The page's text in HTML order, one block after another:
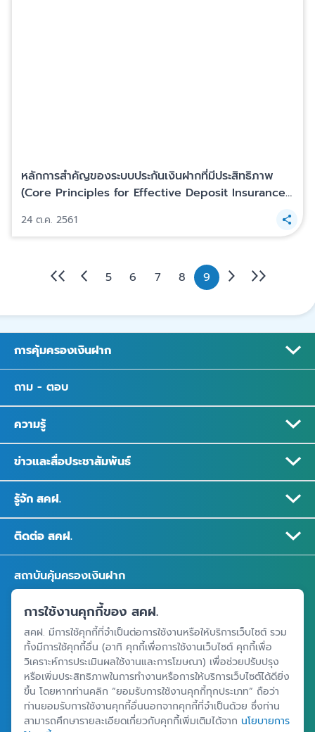
หลักการสำคัญของระบบประกันเงินฝากที่มีประสิทธิภาพ
(Core Principles for Effective Deposit Insurance
24 ต.ค. 2561
5 6 7 8 9
การคุ้มครองเงินฝาก
ถาม - ตอบ
ความรู้
ข่าวและสื่อประชาสัมพันธ์
รู้จัก สคฝ.
ติดต่อ สคฝ.
สถาบันคุ้มครองเงินฝาก
อาคารเอสเจ อินฟินิท วัน บิสซิเนสคอมเพล็กซ์ ชั้น 25 - 27 เลขที่ 349
ถนนวิภาวดีรังสิต แขวงจอมพล เขตจตุจักร กรุงเทพฯ 10900
ศูนย์ข้อมูลคุ้มครองเงินฝาก
การใช้งานคุกกี้ของ สคฝ.
สคฝ. มีการใช้คุกกี้ที่จำเป็นต่อการใช้งานหรือให้บริการเว็บไซต์ รวม
ทั้งมีการใช้คุกกี้อื่น (อาทิ คุกกี้เพื่อการใช้งานเว็บไซต์ คุกกี้เพื่อ
วิเคราะห์การประเมินผลใช้งานและการโฆษณา) เพื่อช่วยปรับปรุง
หรือเพิ่มประสิทธิภาพในการทำงานหรือการให้บริการเว็บไซต์ได้ดียิ่ง
ขึ้น โดยหากท่านคลิก “ยอมรับการใช้งานคุกกี้ทุกประเภท” ถือว่า
ท่านยอมรับการใช้งานคุกกี้อื่นนอกจากคุกกี้ที่จำเป็นด้วย ซึ่งท่าน
สามารถศึกษารายละเอียดเกี่ยวกับคุกกี้เพิ่มเติมได้จาก นโยบายการ